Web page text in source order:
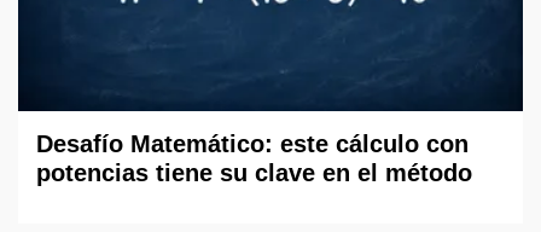
Desafío Matemático: este cálculo con
potencias tiene su clave en el método